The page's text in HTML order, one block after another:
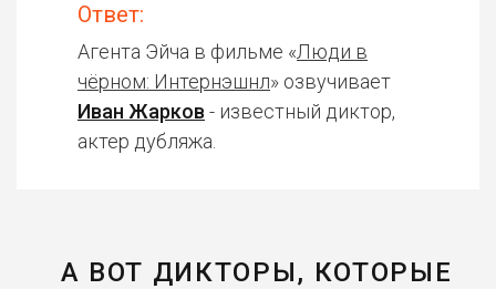
Ответ:
Агента Эйча в фильме «Люди в
чёрном: Интернэшнл» озвучивает
Иван Жарков - известный диктор,
актер дубляжа.
А ВОТ ДИКТОРЫ, КОТОРЫЕ